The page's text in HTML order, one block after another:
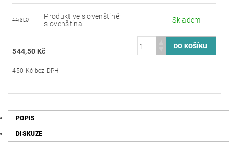
44/SLO
Produkt ve slovenštině:
slovenština
Skladem
544,50 Kč
450 Kč bez DPH
POPIS
DISKUZE